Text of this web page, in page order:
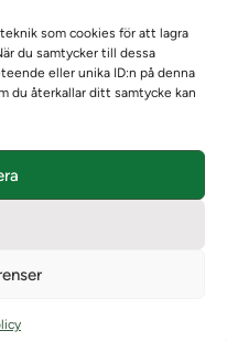
som cookies för att lagra
du samtycker till dessa
eller unika ID:n på denna
du återkallar ditt samtycke kan